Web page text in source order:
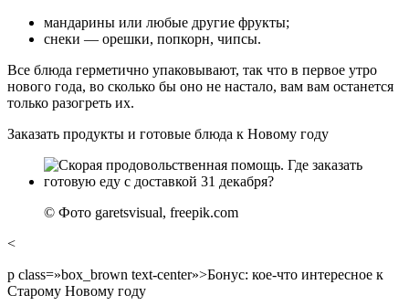
мандарины или любые другие фрукты;
снеки — орешки, попкорн, чипсы.
Все блюда герметично упаковывают, так что в первое утро
нового года, во сколько бы оно не настало, вам вам останется
только разогреть их.
Заказать продукты и готовые блюда к Новому году
© Фото garetsvisual, freepik.com
<
p class=»box_brown text-center»>Бонус: кое-что интересное к
Старому Новому году